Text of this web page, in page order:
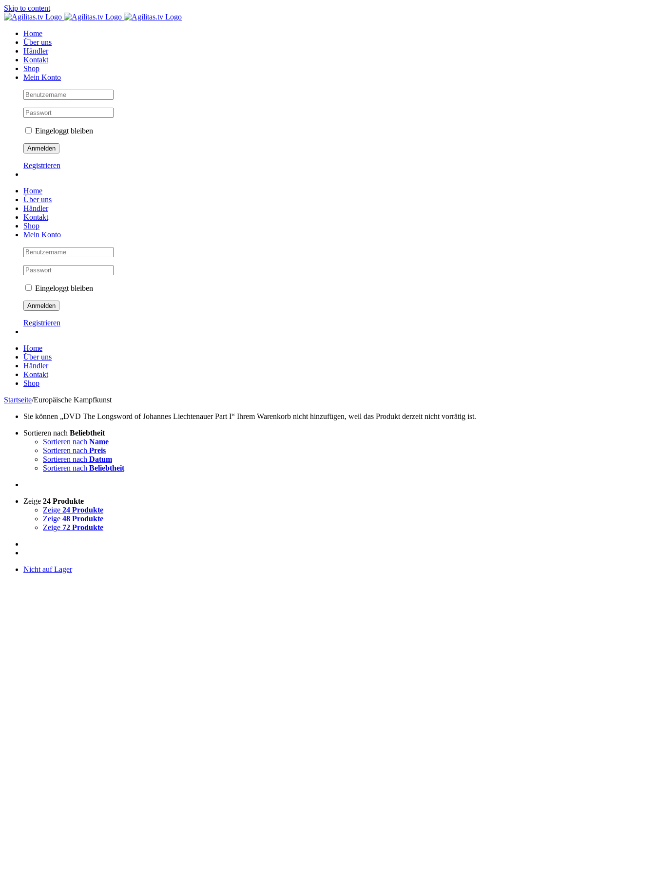
Skip to content
Home
Über uns
Händler
Kontakt
Shop
Mein Konto
Eingeloggt bleiben
Registrieren
Home
Über uns
Händler
Kontakt
Shop
Mein Konto
Eingeloggt bleiben
Registrieren
Home
Über uns
Händler
Kontakt
Shop
Startseite/Europäische Kampfkunst
Sie können „DVD The Longsword of Johannes Liechtenauer Part I“ Ihrem Warenkorb nicht hinzufügen, weil das Produkt derzeit nicht vorrätig ist.
Sortieren nach Beliebtheit
Sortieren nach Name
Sortieren nach Preis
Sortieren nach Datum
Sortieren nach Beliebtheit
Zeige 24 Produkte
Zeige 24 Produkte
Zeige 48 Produkte
Zeige 72 Produkte
Nicht auf Lager